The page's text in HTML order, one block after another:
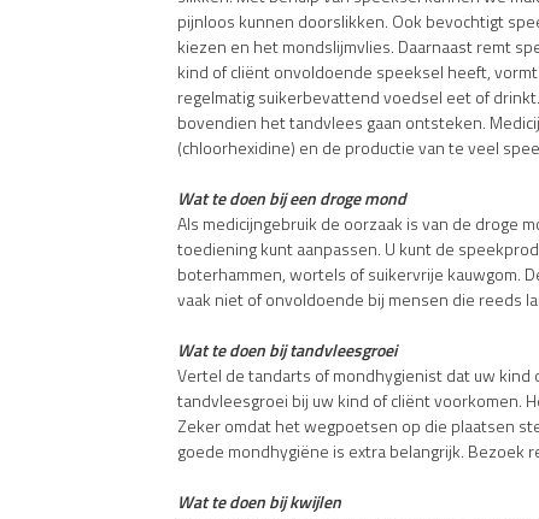
pijnloos kunnen doorslikken. Ook bevochtigt
kiezen en het mondslijmvlies. Daarnaast remt
kind of cliënt onvoldoende speeksel heeft,
regelmatig suikerbevattend voedsel eet of
bovendien het tandvlees gaan ontsteken.
(chloorhexidine) en de productie van te veel
Wat te doen bij een droge mond
AIs medicijngebruik de oorzaak is van de droge
toediening kunt aanpassen. U kunt de
boterhammen, wortels of suikervrije kauwgom.
vaak niet of onvoldoende bij mensen die reeds
Wat te doen bij tandvleesgroei
Vertel de tandarts of mondhygienist dat uw kind
tandvleesgroei bij uw kind of cliënt voorkomen.
Zeker omdat het wegpoetsen op die plaatsen
goede mondhygiëne is extra belangrijk. Bezoek
Wat te doen bij kwijlen